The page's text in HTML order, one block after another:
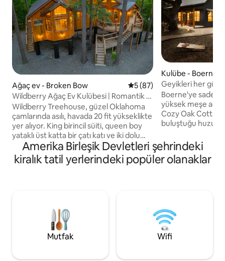
Ağaç ev - Broken Bow 5 üzerinden ortalama 5
5 (87)
Wildberry Ağaç Ev Kulübesi | Romantik |
Rahat | Eğlenceli
Wildberry Treehouse, güzel Oklahoma
çamlarında asılı, havada 20 fit yükseklikte
yer alıyor. King birincil süiti, queen boy
yataklı üst katta bir çatı katı ve iki dolu
banyosu vardır. - İdeal Hochatown
konumu - Yiyecek, bira imalathaneleri,
şarap imalathaneleri, kahveye 2 dakika
verandası ile verandayı sarın. - Ağaçlık 1,2
dönümlük arazi. - Lütfen unutmayın: Katı
bir evcil hayvan kabul etmiyoruz, istisna
Kulübe - Boerne
Geyikleri her gün
Country Rahat
Boerne'ye
yüksek meşe
Cozy Oak
buluştuğu
kahve için, arazide
serbest
banyosunu
hissettikleri bir
simgesine
kaçamağınızı
Amerika Birleşik Devletleri şehrindeki
kiralık tatil yerlerindeki popüler olanaklar
Mutfak Wifi